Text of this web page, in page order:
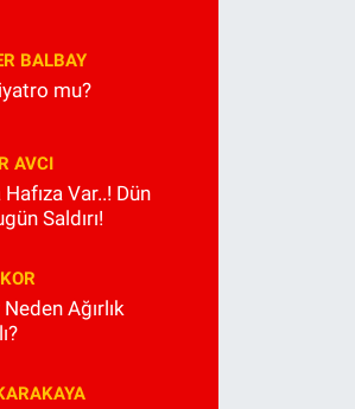
BALBAY
mu?
AVCI
Hafıza Var..! Dün
Saldırı!
Ağırlık